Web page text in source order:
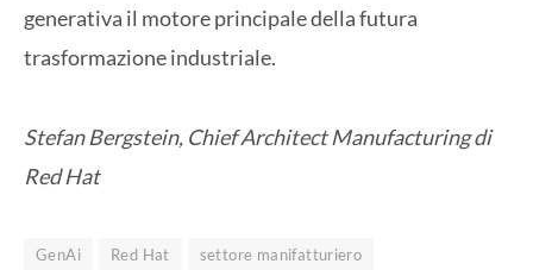
generativa il motore principale della futura
trasformazione industriale.
Stefan Bergstein, Chief Architect Manufacturing di
Red Hat
GenAi Red Hat
settore manifatturiero